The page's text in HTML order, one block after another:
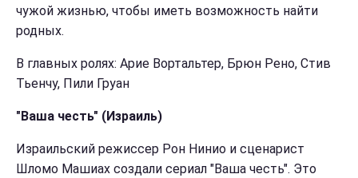
чужой жизнью, чтобы иметь возможность найти
родных.
В главных ролях: Арие Вортальтер, Брюн Рено, Стив
Тьенчу, Пили Груан
"Ваша честь" (Израиль)
Израильский режиссер Рон Нинио и сценарист
Шломо Машиах создали сериал "Ваша честь". Это